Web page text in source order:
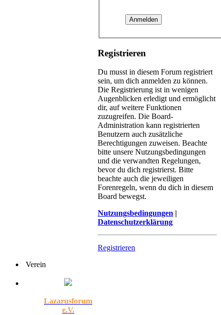
Registrieren
Du musst in diesem Forum registriert
sein, um dich anmelden zu können.
Die Registrierung ist in wenigen
Augenblicken erledigt und ermöglicht
dir, auf weitere Funktionen
zuzugreifen. Die Board-
Administration kann registrierten
Benutzern auch zusätzliche
Berechtigungen zuweisen. Beachte
bitte unsere Nutzungsbedingungen
und die verwandten Regelungen,
bevor du dich registrierst. Bitte
beachte auch die jeweiligen
Forenregeln, wenn du dich in diesem
Board bewegst.
Nutzungsbedingungen |
Datenschutzerklärung
Registrieren
Verein
Lazarusforum
e.V.